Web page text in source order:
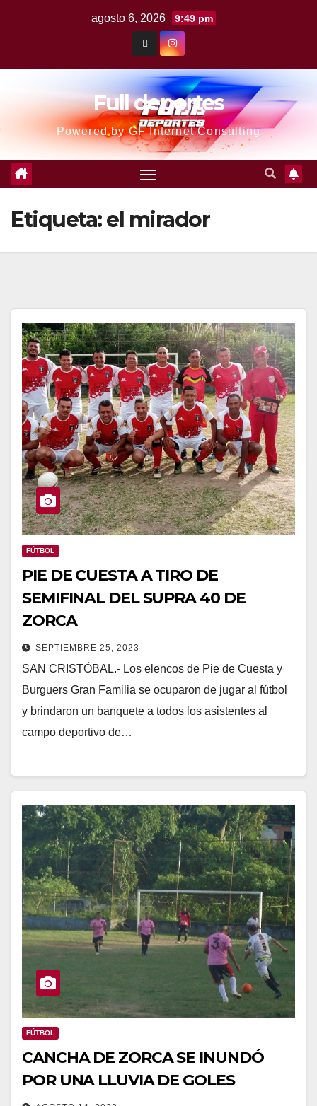
agosto 6, 2026 9:49 pm
Full deportes
Powered by GF Internet Consulting
Etiqueta:el mirador
FÚTBOL
PIE DE CUESTA A TIRO DE
SEMIFINAL DEL SUPRA 40 DE
ZORCA
SEPTIEMBRE 25, 2023
SAN CRISTÓBAL.- Los elencos de Pie de Cuesta y
Burguers Gran Familia se ocuparon de jugar al fútbol
y brindaron un banquete a todos los asistentes al
campo deportivo de…
FÚTBOL
CANCHA DE ZORCA SE INUNDÓ
POR UNA LLUVIA DE GOLES